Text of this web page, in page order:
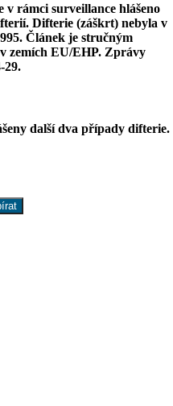
v rámci surveillance hlášeno
Difterie (záškrt) nebyla v
Článek je stručným
zemích EU/EHP. Zprávy
29.
další dva případy difterie.